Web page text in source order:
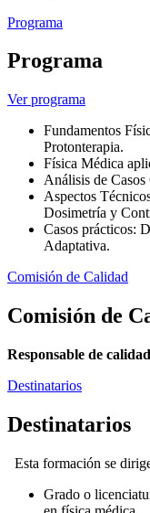
Programa
Programa
Ver programa
Fundamentos
Protonterapia.
Física Médica
Análisis de
Aspectos
Dosimetría y
Casos prácticos:
Adaptativa.
Comisión de Calidad
Comisión de
Responsable de
Destinatarios
Destinatarios
Esta formación se
Grado o